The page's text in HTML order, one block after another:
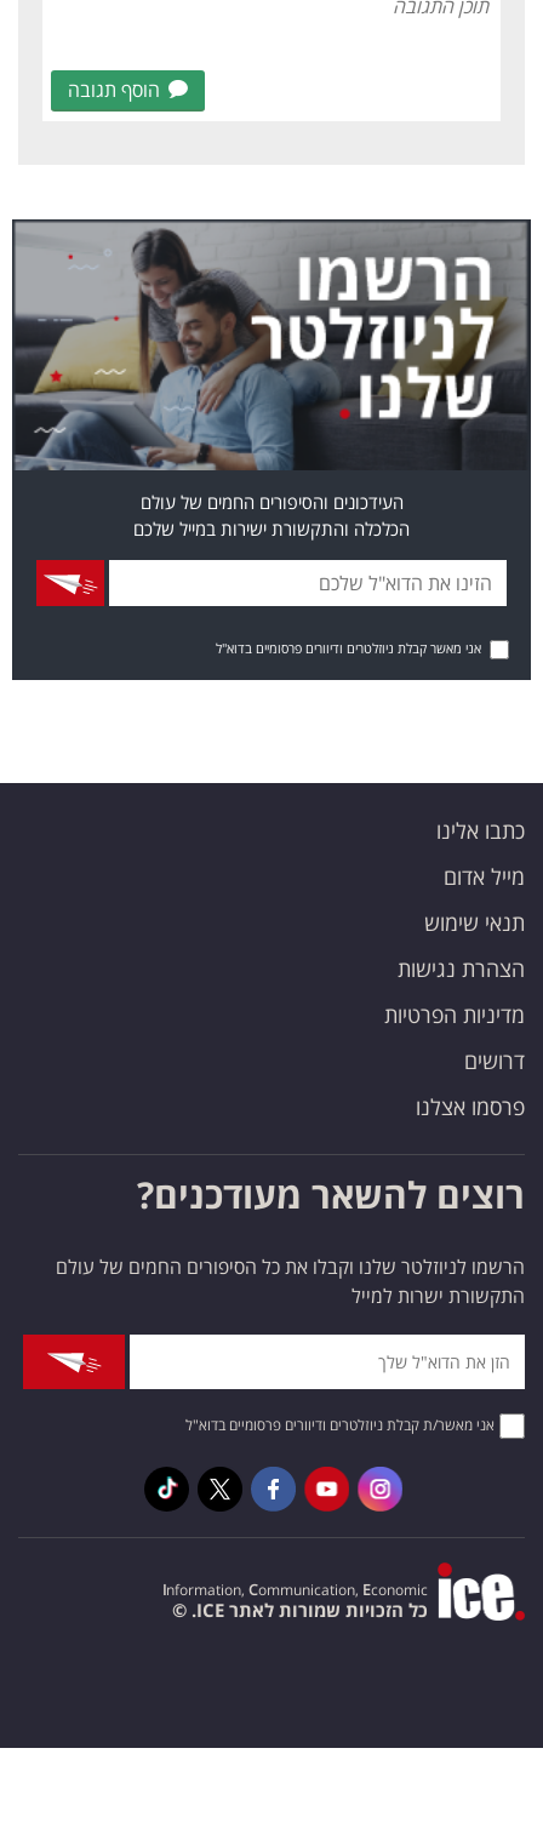
הוסף תגובה
העידכונים והסיפורים החמים של עולם
הכלכלה והתקשורת ישירות במייל שלכם
אני מאשר קבלת ניוזלטרים ודיוורים פרסומיים בדוא"ל
כתבו אלינו
מייל אדום
תנאי שימוש
הצהרת נגישות
מדיניות הפרטיות
דרושים
פרסמו אצלנו
רוצים להשאר מעודכנים?
הרשמו לניוזלטר שלנו וקבלו את כל הסיפורים החמים של עולם
התקשורת ישרות למייל
אני מאשר/ת קבלת ניוזלטרים ודיוורים פרסומיים בדוא"ל
Information, Communication, Economic
כל הזכויות שמורות לאתר ICE. ©